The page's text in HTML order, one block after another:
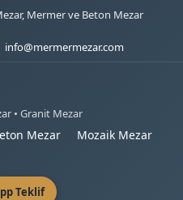
Mermer ve Beton Mezar
info@mermermezar.com
• Granit Mezar
Mezar
Mozaik Mezar
Teklif